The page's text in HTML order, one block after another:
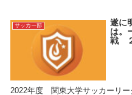
サッカー部
遂に
は。
戦
2022年度 関東大学サッカーリー